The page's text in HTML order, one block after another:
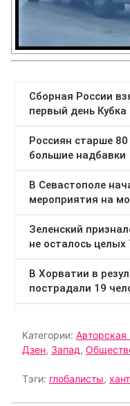
Категории: Авторская
Дзен, Запад,
Тэги: глобалисты,